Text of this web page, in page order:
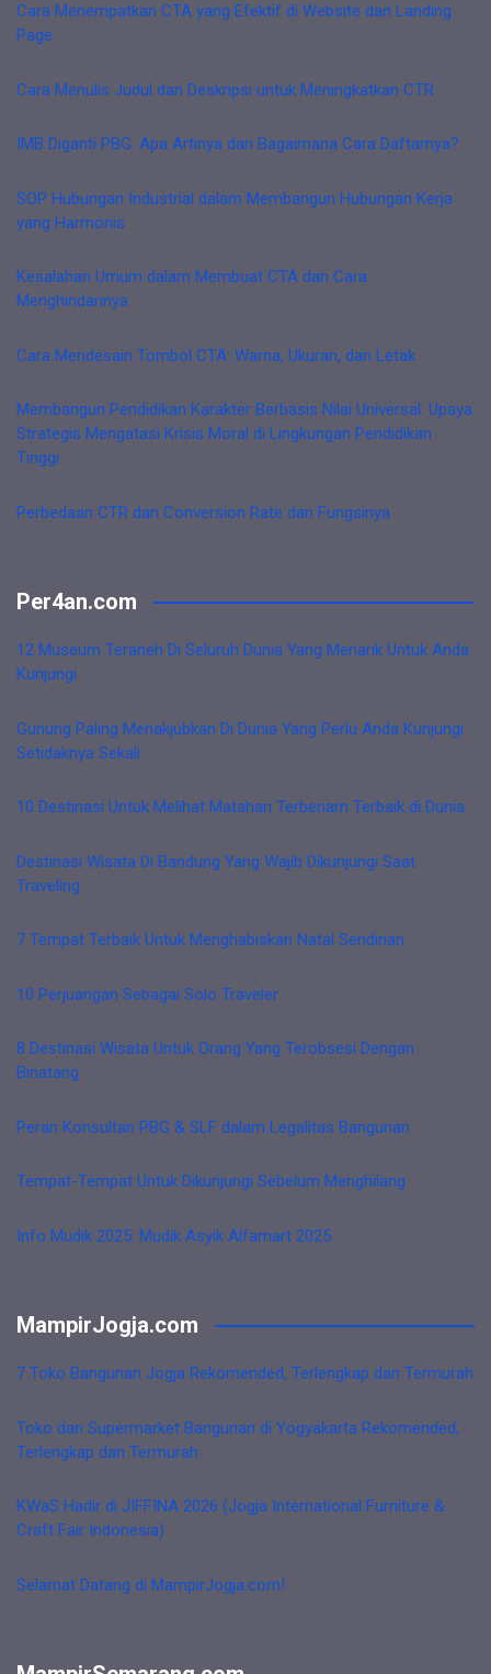
Cara Menempatkan CTA yang Efektif di Website dan Landing
Page
Cara Menulis Judul dan Deskripsi untuk Meningkatkan CTR
IMB Diganti PBG: Apa Artinya dan Bagaimana Cara Daftarnya?
SOP Hubungan Industrial dalam Membangun Hubungan Kerja
yang Harmonis
Kesalahan Umum dalam Membuat CTA dan Cara
Menghindarinya
Cara Mendesain Tombol CTA: Warna, Ukuran, dan Letak
Membangun Pendidikan Karakter Berbasis Nilai Universal: Upaya
Strategis Mengatasi Krisis Moral di Lingkungan Pendidikan
Tinggi
Perbedaan CTR dan Conversion Rate dan Fungsinya
Per4an.com
12 Museum Teraneh Di Seluruh Dunia Yang Menarik Untuk Anda
Kunjungi
Gunung Paling Menakjubkan Di Dunia Yang Perlu Anda Kunjungi
Setidaknya Sekali
10 Destinasi Untuk Melihat Matahari Terbenam Terbaik di Dunia
Destinasi Wisata Di Bandung Yang Wajib Dikunjungi Saat
Traveling
7 Tempat Terbaik Untuk Menghabiskan Natal Sendirian
10 Perjuangan Sebagai Solo Traveler
8 Destinasi Wisata Untuk Orang Yang Terobsesi Dengan
Binatang
Peran Konsultan PBG & SLF dalam Legalitas Bangunan
Tempat-Tempat Untuk Dikunjungi Sebelum Menghilang
Info Mudik 2025: Mudik Asyik Alfamart 2025
MampirJogja.com
7 Toko Bangunan Jogja Rekomended, Terlengkap dan Termurah
Toko dan Supermarket Bangunan di Yogyakarta Rekomended,
Terlengkap dan Termurah
KWaS Hadir di JIFFINA 2026 (Jogja International Furniture &
Craft Fair Indonesia)
Selamat Datang di MampirJogja.com!